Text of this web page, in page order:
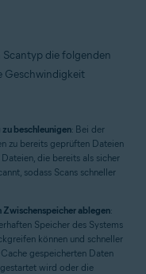
die folgenden
Geschwindigkeit
beschleunigen: Bei der
zu bereits geprüften Dateien
die bereits als sicher
sodass Scans schneller
ablegen:
Speicher des Systems
können und schneller
gespeicherten Daten
wird oder die